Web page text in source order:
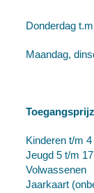
Donderdag
Maandag,
Kinderen
Jeugd 5
Jaarkaart